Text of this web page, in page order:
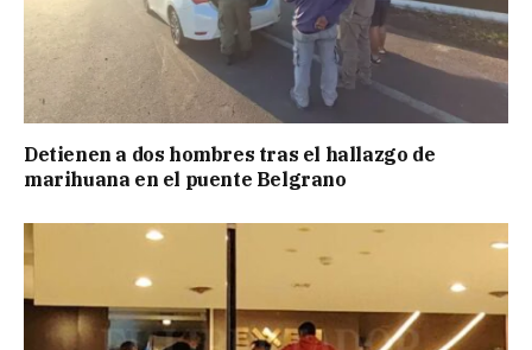
Detienen a dos hombres tras el hallazgo de
marihuana en el puente Belgrano